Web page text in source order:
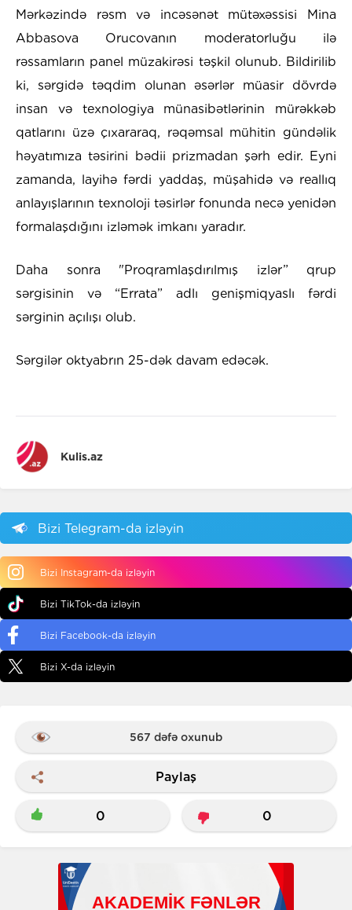
Mərkəzində rəsm və incəsənət mütəxəssisi Mina
Abbasova Orucovanın moderatorluğu ilə
rəssamların panel müzakirəsi təşkil olunub. Bildirilib
ki, sərgidə təqdim olunan əsərlər müasir dövrdə
insan və texnologiya münasibətlərinin mürəkkəb
qatlarını üzə çıxararaq, rəqəmsal mühitin gündəlik
həyatımıza təsirini bədii prizmadan şərh edir. Eyni
zamanda, layihə fərdi yaddaş, müşahidə və reallıq
anlayışlarının texnoloji təsirlər fonunda necə yenidən
formalaşdığını izləmək imkanı yaradır.
Daha sonra "Proqramlaşdırılmış izlər” qrup
sərgisinin və “Errata” adlı genişmiqyaslı fərdi
sərginin açılışı olub.
Sərgilər oktyabrın 25-dək davam edəcək.
Kulis.az
Bizi Telegram-da izləyin
Bizi Instagram-da izləyin
Bizi TikTok-da izləyin
Bizi Facebook-da izləyin
Bizi X-da izləyin
567 dəfə oxunub
Paylaş
0 0